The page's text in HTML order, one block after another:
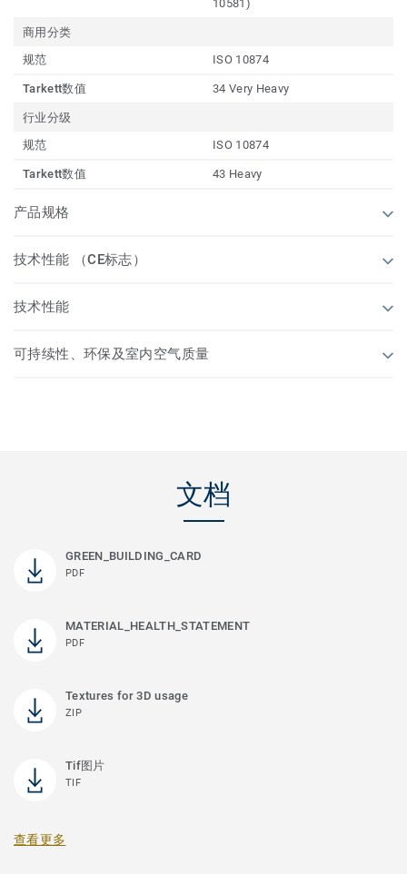
10581)
商用分类
规范
ISO 10874
Tarkett数值 34 Very Heavy
行业分级
规范
ISO 10874
Tarkett数值 43 Heavy
产品规格
技术性能 （CE标志）
技术性能
可持续性、环保及室内空气质量
文档
GREEN_BUILDING_CARD
PDF
MATERIAL_HEALTH_STATEMENT
PDF
Textures for 3D usage
ZIP
Tif图片
TIF
查看更多